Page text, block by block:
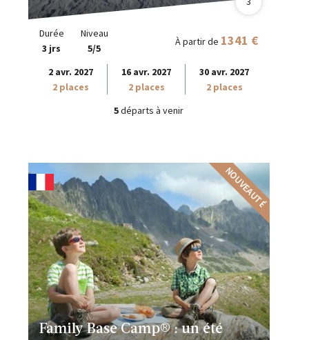
Durée
3 jrs
Niveau
5/5
À partir de 1341 €
2 avr. 2027
2 places
16 avr. 2027
2 places
30 avr. 2027
2 places
5départs à venir
NOUVEAUTÉ
Family Base Camp® : un été